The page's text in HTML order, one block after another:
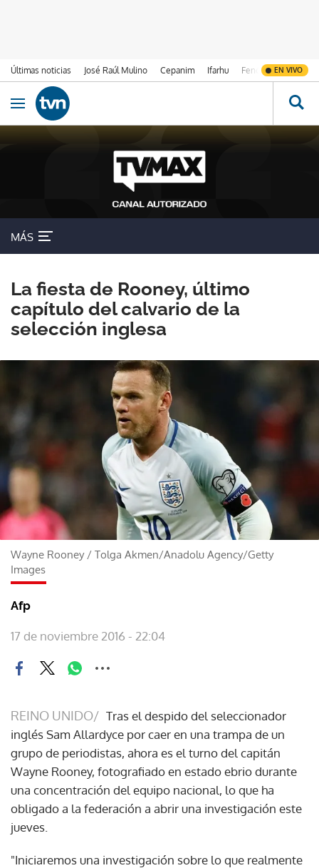
Últimas noticias José Raúl Mulino Cepanim Ifarhu Fenómeno de El
EN VIVO
Ir al contenido
Obrir navegació
MÁS
La fiesta de Rooney, último
capítulo del calvario de la
selección inglesa
Wayne Rooney/ Tolga Akmen/Anadolu Agency/Getty
Images
Afp
17 de noviembre 2016 - 22:04
REINO UNIDO/ Tras el despido del seleccionador
inglés Sam Allardyce por caer en una trampa de un
grupo de periodistas, ahora es el turno del capitán
Wayne Rooney, fotografiado en estado ebrio durante
una concentración del equipo nacional, lo que ha
obligado a la federación a abrir una investigación este
jueves.
"Iniciaremos una investigación sobre lo que realmente